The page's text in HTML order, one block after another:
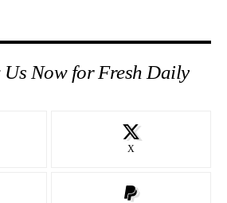
Now for Fresh Daily
X